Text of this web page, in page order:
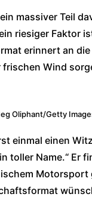
massiver Teil
riesiger Faktor
erinnert an
Wind
Oliphant/Getty
einmal einen
toller Name.“ Er
Motorsport